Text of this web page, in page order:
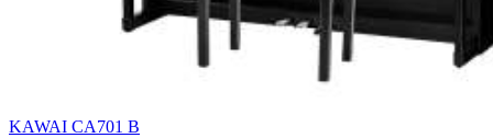
KAWAI CA701 B